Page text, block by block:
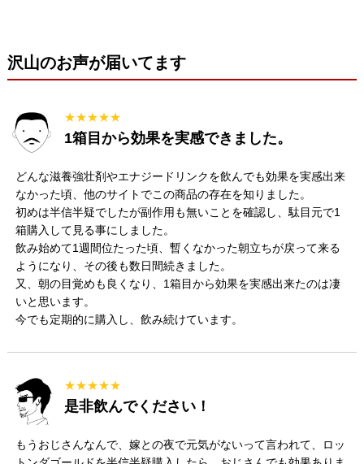
沢山のお声が届いてます
★★★★★
1箱目から効果を実感できました。
どんな滋養強壮剤やエナジードリンクを飲んでも効果を実感出来
なかった頃、他のサイトでこの商品の存在を知りました。
初めは半信半疑でしたが副作用も無いことを確認し、駄目元で1
箱購入して見る事にしました。
飲み始めて1週間位たった頃、暫くなかった朝立ちが戻って来る
ようになり、その後も数日間続きました。
又、朝の目覚めも良くなり、1箱目から効果を実感出来たのは凄
いと思います。
今でも定期的に購入し、飲み続けています。
★★★★★
是非飲んでください！
もうおじさんなんで、嫁との夜で元気がないって言われて、ロッ